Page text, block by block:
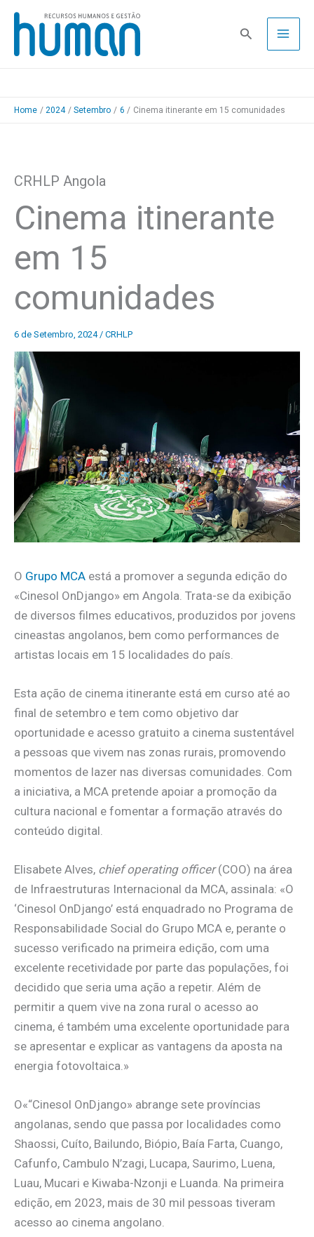
Skip
content
Pesquisa
Home 2024 Setembro 6 Cinema itinerante em 15 comunidades
CRHLP Angola
Cinema itinerante
em 15
comunidades
6 de Setembro, 2024 / CRHLP
O Grupo MCA está a promover a segunda edição do
«Cinesol OnDjango» em Angola. Trata-se da exibição
de diversos filmes educativos, produzidos por jovens
cineastas angolanos, bem como performances de
artistas locais em 15 localidades do país.
Esta ação de cinema itinerante está em curso até ao
final de setembro e tem como objetivo dar
oportunidade e acesso gratuito a cinema sustentável
a pessoas que vivem nas zonas rurais, promovendo
momentos de lazer nas diversas comunidades. Com
a iniciativa, a MCA pretende apoiar a promoção da
cultura nacional e fomentar a formação através do
conteúdo digital.
Elisabete Alves, chief operating officer(COO) na área
de Infraestruturas Internacional da MCA, assinala: «O
‘Cinesol OnDjango’ está enquadrado no Programa de
Responsabilidade Social do Grupo MCA e, perante o
sucesso verificado na primeira edição, com uma
excelente recetividade por parte das populações, foi
decidido que seria uma ação a repetir. Além de
permitir a quem vive na zona rural o acesso ao
cinema, é também uma excelente oportunidade para
se apresentar e explicar as vantagens da aposta na
energia fotovoltaica.»
O«“Cinesol OnDjango» abrange sete províncias
angolanas, sendo que passa por localidades como
Shaossi, Cuíto, Bailundo, Biópio, Baía Farta, Cuango,
Cafunfo, Cambulo N’zagi, Lucapa, Saurimo, Luena,
Luau, Mucari e Kiwaba-Nzonji e Luanda. Na primeira
edição, em 2023, mais de 30 mil pessoas tiveram
acesso ao cinema angolano.